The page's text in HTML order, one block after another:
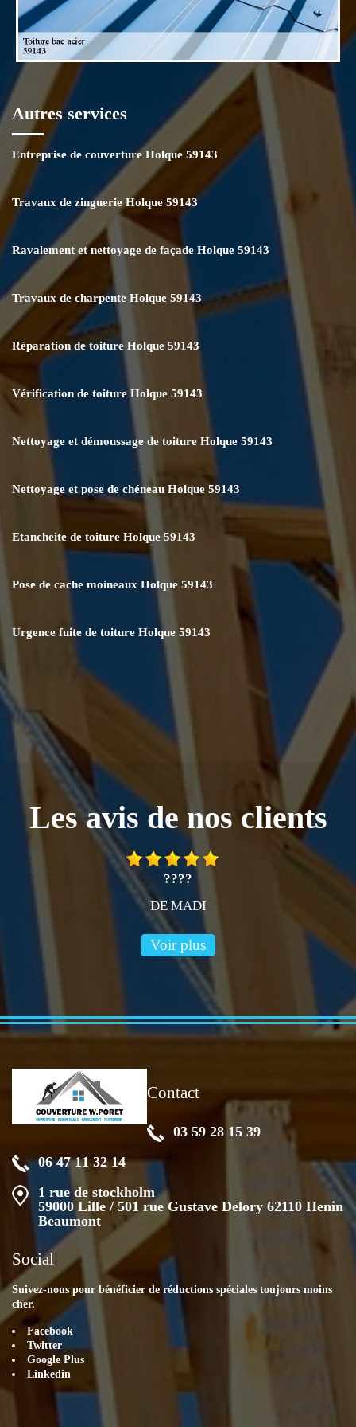
Autres services
Entreprise de couverture Holque 59143
Travaux de zinguerie Holque 59143
Ravalement et nettoyage de façade Holque 59143
Travaux de charpente Holque 59143
Réparation de toiture Holque 59143
Vérification de toiture Holque 59143
Nettoyage et démoussage de toiture Holque 59143
Nettoyage et pose de chéneau Holque 59143
Etancheite de toiture Holque 59143
Pose de cache moineaux Holque 59143
Urgence fuite de toiture Holque 59143
Les avis de nos clients
????
DE MADI
Voir plus
Contact
03 59 28 15 39
06 47 11 32 14
1 rue de stockholm
59000 Lille / 501 rue Gustave Delory 62110 Henin
Beaumont
Social
Suivez-nous pour bénéficier de réductions spéciales toujours moins
cher.
Facebook
Twitter
Google Plus
Linkedin